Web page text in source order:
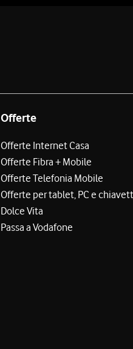
Offerte
Offerte Internet Casa
Offerte Fibra + Mobile
Offerte Telefonia Mobile
Offerte per tablet, PC e
Dolce Vita
Passa a Vodafone